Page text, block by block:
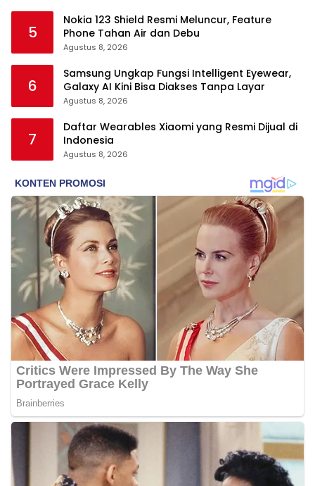
5
Nokia 123 Shield Resmi Meluncur, Feature
Phone Tahan Air dan Debu
Agustus 8, 2026
6
Samsung Ungkap Fungsi Intelligent Eyewear,
Galaxy AI Kini Bisa Diakses Tanpa Layar
Agustus 8, 2026
7
Daftar Wearables Xiaomi yang Resmi Dijual di
Indonesia
Agustus 8, 2026